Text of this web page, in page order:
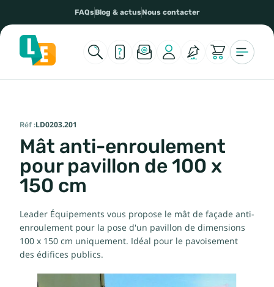
FAQsBlog & actusNous contacter
Réf :LD0203.201
Mât anti-enroulement
pour pavillon de 100 x
150 cm
Leader Équipements vous propose le mât de façade anti-
enroulement pour la pose d'un pavillon de dimensions
100 x 150 cm uniquement. Idéal pour le pavoisement
des édifices publics.